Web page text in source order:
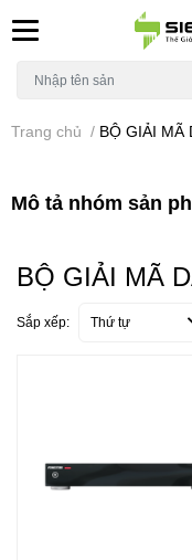
Trang chủ / BỘ GIẢI MÃ
Mô tả nhóm sản
BỘ GIẢI MÃ
Sắp xếp: Thứ tự